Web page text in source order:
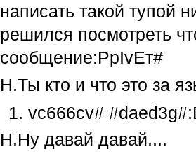
написать такой тупой
решился посмотреть
сообщение:PрIvЕт#
Н.Ты кто и что это за
vc666cv#
Н.Ну давай давай....